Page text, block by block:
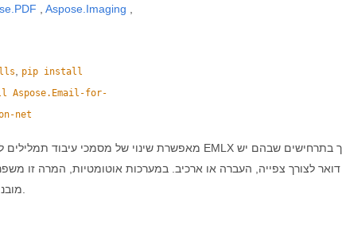
Aspose.Imaging
pip install
Aspose.Email-for-
net
לצורך צפייה, העברה או ארכיב. במערכות אוטומטיות, המרה זו